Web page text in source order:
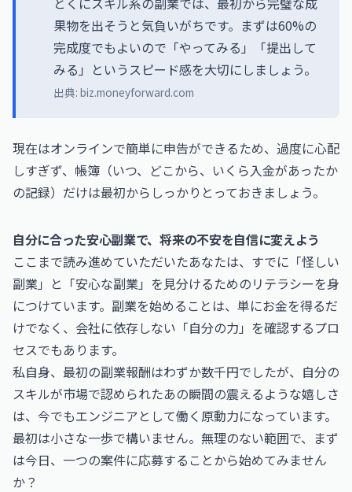
果物を出そうと気負いがちです。まずは60%の
完成度でもよいので「やってみる」「提出して
みる」というスピード感を大切にしましょう。
出典: biz.moneyforward.com
現在はオンラインで簡単に申告ができるため、過度に心配
しすぎず、帳簿（いつ、どこから、いくら入金があったか
の記録）だけは最初からしっかりとっておきましょう。
自分に合った安心副業で、将来の不安を自信に変えよう
ここまで読み進めていただいたあなたは、すでに「怪しい
副業」と「安心な副業」を見分けるためのリテラシーを身
につけています。副業を始めることは、単にお金を得るだ
けでなく、会社に依存しない「自分の力」を確認するプロ
セスでもあります。
私自身、最初の副業報酬はわずか数千円でしたが、自分の
スキルが市場で認められたあの瞬間の震えるような嬉しさ
は、今でもエンジニアとして働く原動力になっています。
最初は小さな一歩で構いません。無理のない範囲で、まず
は今日、一つの案件に応募することから始めてみません
か？